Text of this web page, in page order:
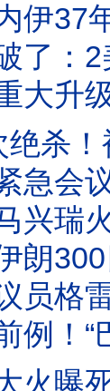
腕真相 从忠诚
阵亡！伊朗要
互炸电厂水厂和桥
一言激怒的梅西
下周炸桥”，伊朗
彭！判词最离奇看点
重启封锁，川普通知
厄姆骤逝之谜
两次登陆重创浙江，温
逾百！习为何